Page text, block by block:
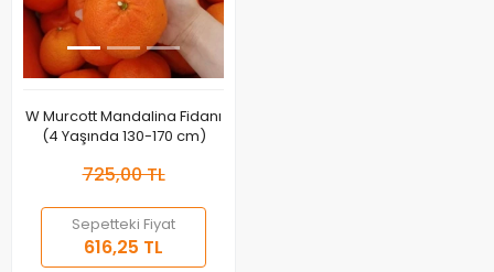
W Murcott Mandalina Fidanı
(4 Yaşında 130-170 cm)
725,00 TL
Sepetteki Fiyat
616,25 TL